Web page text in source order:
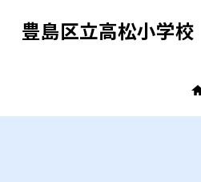
豊島区立高松小学校